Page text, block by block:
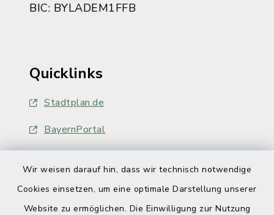
Wir weisen darauf hin, dass wir technisch notwendige
Cookies einsetzen, um eine optimale Darstellung unserer
Website zu ermöglichen. Die Einwilligung zur Nutzung
BIC: BYLADEM1FFB
Quicklinks
Stadtplan.de
BayernPortal